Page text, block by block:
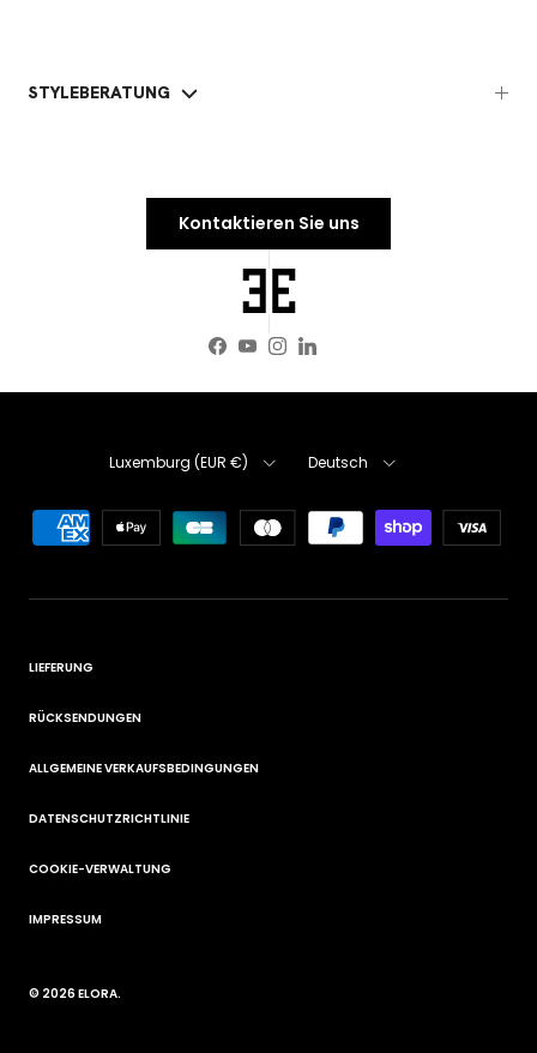
STYLEBERATUNG
Kontaktieren Sie uns
Facebook
YouTube
Instagram
LinkedIn
Land/Region
Luxemburg (EUR €) Deutsch
LIEFERUNG
RÜCKSENDUNGEN
ALLGEMEINE VERKAUFSBEDINGUNGEN
DATENSCHUTZRICHTLINIE
COOKIE-VERWALTUNG
IMPRESSUM
© 2026ELORA.